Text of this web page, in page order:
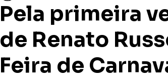
Pela primeira
de Renato
Feira de